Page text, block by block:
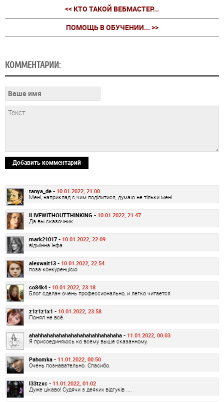
<< КТО ТАКОЙ ВЕБМАСТЕР...
ПОМОЩЬ В ОБУЧЕНИИ... >>
КОММЕНТАРИИ:
Добавить комментарий
tanya_de - 10.01.2022, 21:00
Мені, наприклад є чим поділитися, думаю не тільки мені.
ILIVEWITHOUTTHINKING - 10.01.2022, 21:47
Да вы сказочник
mark21017 - 10.01.2022, 22:09
відмінна інфа
alexwait13 - 10.01.2022, 22:54
поза конкуренцією
co84k4 - 10.01.2022, 23:18
Блог сделан очень профессионально, и легко читается
z1z1z1x1 - 10.01.2022, 23:58
Понял не всё.
ahahhahahahahahahahahahhahahaha - 11.01.2022, 00:03
Я присоединяюсь ко всему выше сказанному.
Pahomka - 11.01.2022, 00:50
Очень познавательно. Спасибо.
l33tzxc - 11.01.2022, 01:02
Дуже цікаво! Судячи з деяких відгуків ....